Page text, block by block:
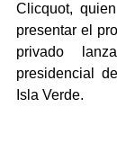
Clicquot,
presentar el
privado
presidencial
Isla Verde.